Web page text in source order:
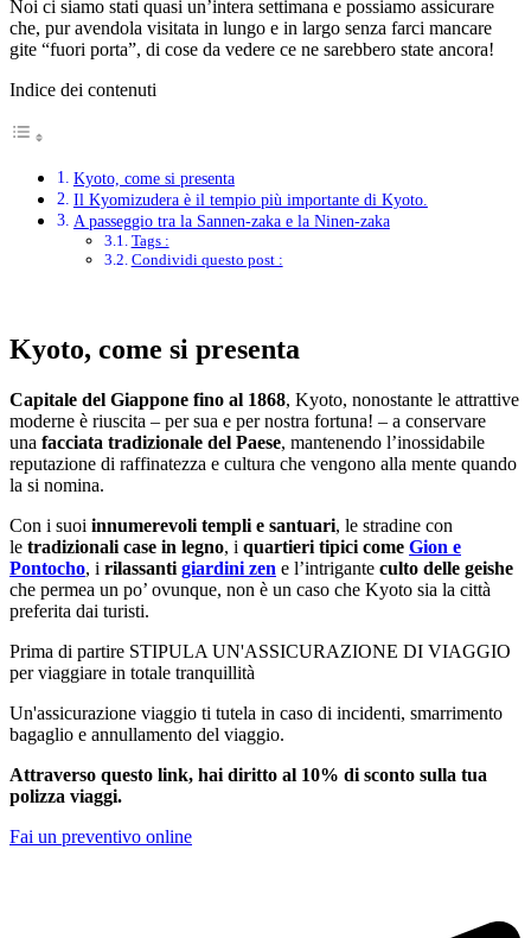
Noi ci siamo stati quasi un’intera settimana e possiamo assicurare
che, pur avendola visitata in lungo e in largo senza farci mancare
gite “fuori porta”, di cose da vedere ce ne sarebbero state ancora!
Indice dei contenuti
Kyoto, come si presenta
Il Kyomizudera è il tempio più importante di Kyoto.
A passeggio tra la Sannen-zaka e la Ninen-zaka
Tags :
Condividi questo post :
Kyoto, come si presenta
Capitale del Giappone fino al 1868, Kyoto, nonostante le attrattive
moderne è riuscita – per sua e per nostra fortuna! – a conservare
una facciata tradizionale del Paese, mantenendo l’inossidabile
reputazione di raffinatezza e cultura che vengono alla mente quando
la si nomina.
Con i suoi innumerevoli templi e santuari, le stradine con
le tradizionali case in legno, i quartieri tipici come Gion e
Pontocho, i rilassanti giardini zen e l’intrigante culto delle geishe
che permea un po’ ovunque, non è un caso che Kyoto sia la città
preferita dai turisti.
Prima di partire STIPULA UN'ASSICURAZIONE DI VIAGGIO
per viaggiare in totale tranquillità
Un'assicurazione viaggio ti tutela in caso di incidenti, smarrimento
bagaglio e annullamento del viaggio.
Attraverso questo link, hai diritto al 10% di sconto sulla tua
polizza viaggi.
Fai un preventivo online